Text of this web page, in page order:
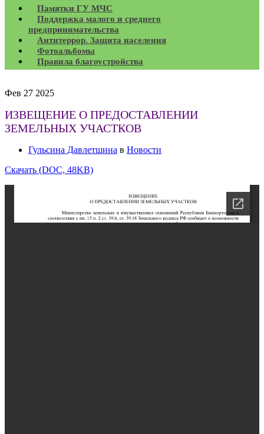
Памятки ГУ МЧС
Поддержка малого и среднего
предпринимательства
Антитеррор. Защита населения
Фотоальбомы
Правила благоустройства
Фев 27 2025
ИЗВЕЩЕНИЕ О ПРЕДОСТАВЛЕНИИ
ЗЕМЕЛЬНЫХ УЧАСТКОВ
Гульсина Давлетшина в Новости
Скачать (DOC, 48KB)